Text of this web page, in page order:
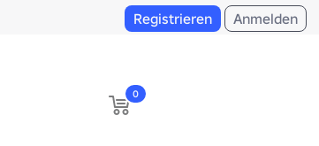
Registrieren Anmelden
0